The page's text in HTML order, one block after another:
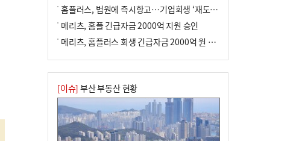
홈플러스, 법원에 즉시항고…기업회생 ‘재도전’
메리츠, 홈플 긴급자금 2000억 지원 승인
메리츠, 홈플러스 회생 긴급자금 2000억 원 지원 승인
[이슈] 부산 부동산 현황